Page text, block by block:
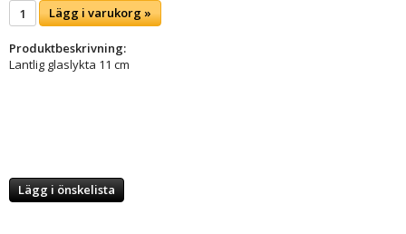
Lägg i varukorg »
Produktbeskrivning:
Lantlig glaslykta 11 cm
Lägg i önskelista